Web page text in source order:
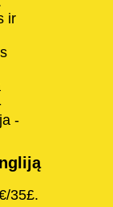
ir
-
35£.